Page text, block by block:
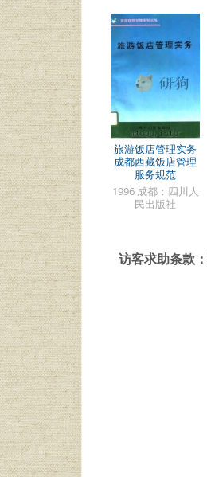
旅游饭店管理实务
成都西藏饭店管理
服务规范
1996 成都：四川人
民出版社
访客求助条款：